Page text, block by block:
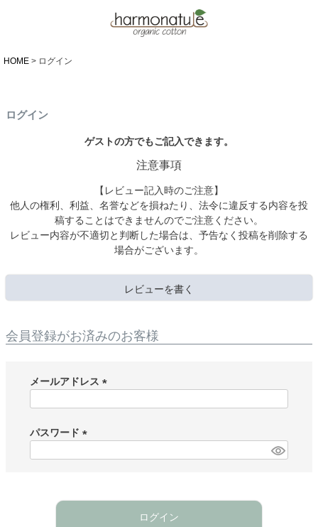
HOME ログイン
ログイン
ゲストの方でもご記入できます。
注意事項
【レビュー記入時のご注意】
他人の権利、利益、名誉などを損ねたり、法令に違反する内容を投
稿することはできませんのでご注意ください。
レビュー内容が不適切と判断した場合は、予告なく投稿を削除する
場合がございます。
レビューを書く
会員登録がお済みのお客様
メールアドレス
)
パスワード
ログイン